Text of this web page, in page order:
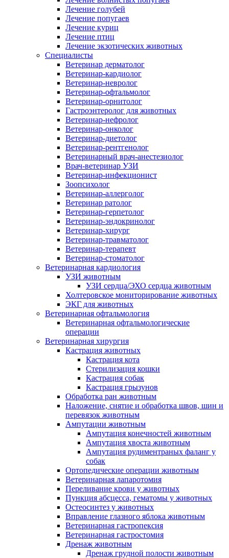
Лечение голубей
Лечение попугаев
Лечение куриц
Лечение птиц
Лечение экзотических животных
Специалисты
Ветеринар дерматолог
Ветеринар-кардиолог
Ветеринар-невролог
Ветеринар-офтальмолог
Ветеринар-орнитолог
Гастроэнтеролог для животных
Ветеринар-нефролог
Ветеринар-онколог
Ветеринар-диетолог
Ветеринар-рентгенолог
Ветеринарный врач-анестезиолог
Врач-ветеринар УЗИ
Ветеринар-инфекционист
Зоопсихолог
Ветеринар-аллерголог
Ветеринар ратолог
Ветеринар-герпетолог
Ветеринар-эндокринолог
Ветеринар-хирург
Ветеринар-травматолог
Ветеринар-терапевт
Ветеринар-стоматолог
Ветеринарная кардиология
УЗИ животным
УЗИ сердца/ЭХО сердца животным
Холтеровское мониторирование животных
ЭКГ для животных
Ветеринарная офтальмология
Ветеринарная офтальмологические
операции
Ветеринарная хирургия
Кастрация животных
Кастрация кота
Стерилизация кошки
Кастрация собак
Кастрация грызунов
Обработка ран животным
Наложение, снятие и обработка швов, шин и
перевязок животным
Ампутации животным
Ампутация конечностей животным
Ампутация хвоста животным
Ампутация рудиментраных фаланг у
собак
Ортопедические операции животным
Ветеринарная лапаротомия
Переливание крови у животных
Пункция абсцесса, гематомы у животных
Остеосинтез у животных
Вправление глазного яблока животным
Ветеринарная гастропексия
Ветеринарная гастростомия
Дренаж животным
Дренаж грудной полости животным